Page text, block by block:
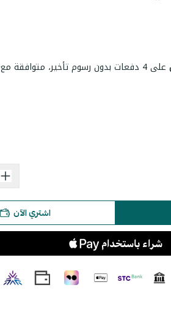
على4 دفعات بدون رسوم تأخير، متوافقة مع
اشتري الآن